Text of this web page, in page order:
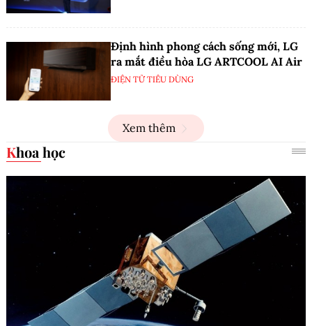
Định hình phong cách sống mới, LG
ra mắt điều hòa LG ARTCOOL AI Air
ĐIỆN TỬ TIÊU DÙNG
Xem thêm
Khoa học